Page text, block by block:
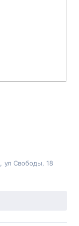
ул Свободы , 18